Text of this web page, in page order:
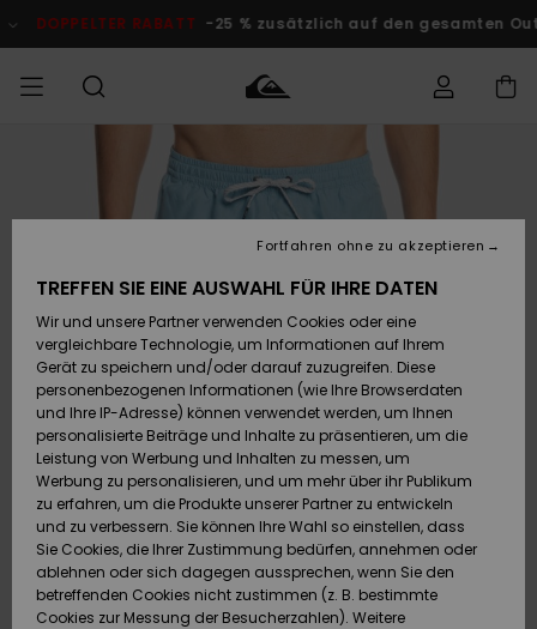
Produktinformation
DOPPELTER RABATT -25 % zusätzlich auf den gesamten
Kleidung
Accessoires
Schuhe&
Flip-Flops
Surf
Snow
Brandneu
Kleidung
Accessoires
Schuhe&
Flip-Flops
Surf
Snow
Brandneu
FRAUEN
Shop
Brandneu
Highlights
Snow
SURF
Surf Shop
Männer
Kinder
Highlights
Community
SNOW
Snow Shop
Männer
Snow Shop
Kinder
Snow Shop
Damen
Highlights
Community
DOPPELTER
RABATT
Outlet
Herren
KINDER
Outlet
Frauen
HILFE & KONTAKT
Bestellung
zugreifen
Retouren
Bezahlung
Geschenkkarte
Quiksilver
Freedom
Datenschutz
TREFFEN SIE EINE AUSWAHL FÜR IHRE DATEN
Wir und unsere Partner verwenden Cookies oder eine
vergleichbare Technologie, um Informationen auf Ihrem
Gerät zu speichern und/oder darauf zuzugreifen. Diese
personenbezogenen Informationen (wie Ihre Browserdaten
und Ihre IP-Adresse) können verwendet werden, um Ihnen
personalisierte Beiträge und Inhalte zu präsentieren, um die
Leistung von Werbung und Inhalten zu messen, um
Werbung zu personalisieren, und um mehr über ihr Publikum
zu erfahren, um die Produkte unserer Partner zu entwickeln
und zu verbessern. Sie können Ihre Wahl so einstellen, dass
Sie Cookies, die Ihrer Zustimmung bedürfen, annehmen oder
ablehnen oder sich dagegen aussprechen, wenn Sie den
betreffenden Cookies nicht zustimmen (z. B. bestimmte
Cookies zur Messung der Besucherzahlen). Weitere
Fortfahren ohne zu akzeptieren